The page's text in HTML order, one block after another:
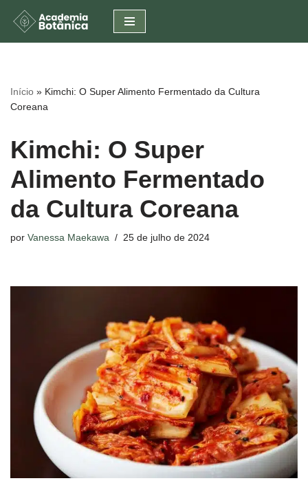
Pular
conteúdo
Início » Kimchi: O Super Alimento Fermentado da Cultura
Coreana
Kimchi: O Super
Alimento Fermentado
da Cultura Coreana
por Vanessa Maekawa 25 de julho de 2024